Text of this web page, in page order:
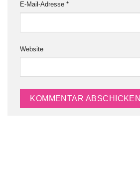
E-Mail-Adresse *
Website